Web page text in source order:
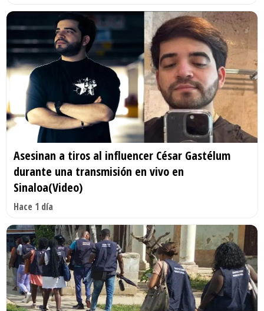
Asesinan a tiros al influencer César Gastélum
durante una transmisión en vivo en
Sinaloa(Video)
Hace 1 día